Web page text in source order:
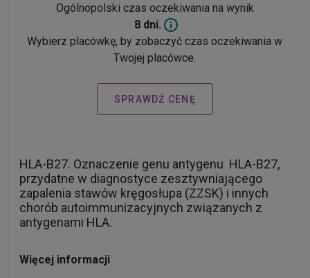
Ogólnopolski czas oczekiwania na wynik
8 dni.
Wybierz placówkę, by zobaczyć czas oczekiwania w
Twojej placówce.
SPRAWDŹ CENĘ
HLA-B27. Oznaczenie genu antygenu HLA-B27,
przydatne w diagnostyce zesztywniającego
zapalenia stawów kręgosłupa (ZZSK) i innych
chorób autoimmunizacyjnych związanych z
antygenami HLA.
Więcej informacji